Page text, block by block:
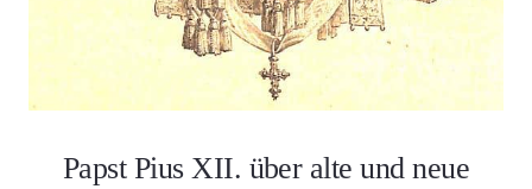
Papst Pius XII. über alte und neue